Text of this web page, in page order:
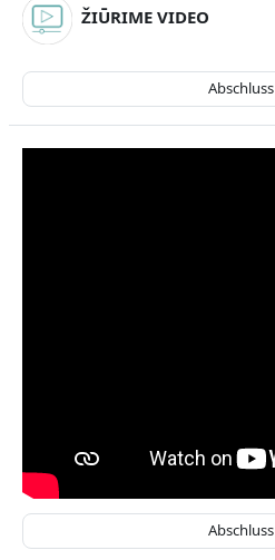
Abschluss
ŽIŪRIME VIDEO
Abschluss